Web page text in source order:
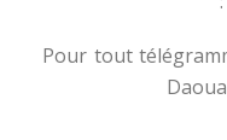
Pour tout